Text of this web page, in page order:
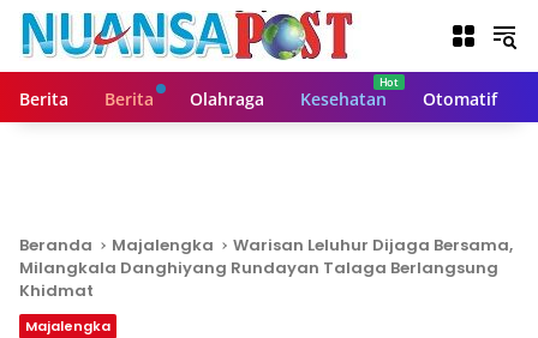
Berita Berita Olahraga Kesehatan Otomatif
Beranda Majalengka
Warisan Leluhur Dijaga Bersama,
Milangkala Danghiyang Rundayan Talaga Berlangsung
Khidmat
Majalengka